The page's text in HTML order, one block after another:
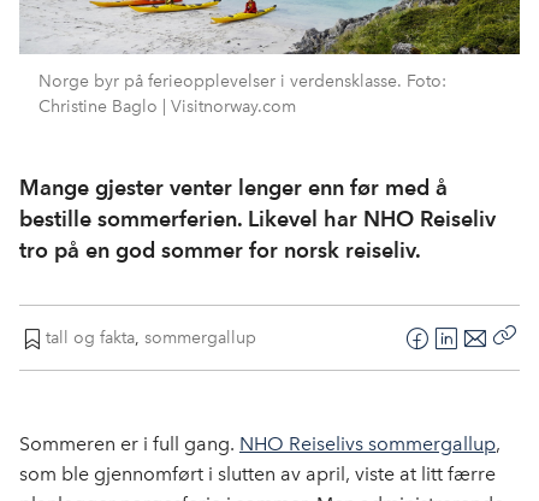
Norge byr på ferieopplevelser i verdensklasse. Foto:
Christine Baglo | Visitnorway.com
Mange gjester venter lenger enn før med å
bestille sommerferien. Likevel har NHO Reiseliv
tro på en god sommer for norsk reiseliv.
tall og fakta, sommergallup
F
e
b
L
k
e
E
o
s
Sommeren er i full gang. NHO Reiselivs sommergallup,
som ble gjennomført i slutten av april, viste at litt færre